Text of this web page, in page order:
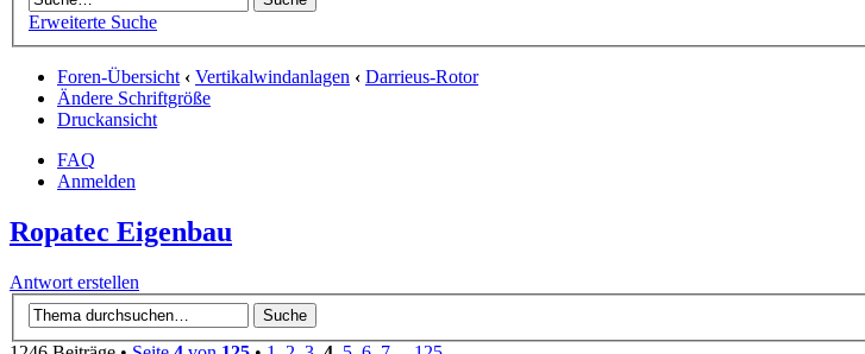
Erweiterte Suche
Foren-Übersicht ‹ Vertikalwindanlagen ‹ Darrieus-Rotor
Ändere Schriftgröße
Druckansicht
FAQ
Anmelden
Ropatec Eigenbau
Antwort erstellen